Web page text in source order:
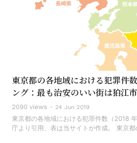
東京都の各地域における犯罪件
ング：最も治安のいい街は狛江
2090 views 24 Jun 2019
東京都の各地域における犯罪件数（2018
庁より引用、表は当サイトが作成。 東京